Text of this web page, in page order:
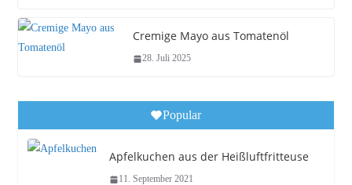
Cremige Mayo aus Tomatenöl
28. Juli 2025
Popular
Apfelkuchen aus der Heißluftfritteuse
11. September 2021